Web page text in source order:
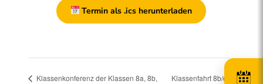
Termin als .ics herunterladen
Klassenkonferenz der Klassen 8a, 8b,
Klassenfahrt 8b/c